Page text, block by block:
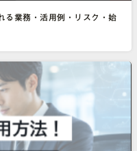
る業務・活用例・リスク・始